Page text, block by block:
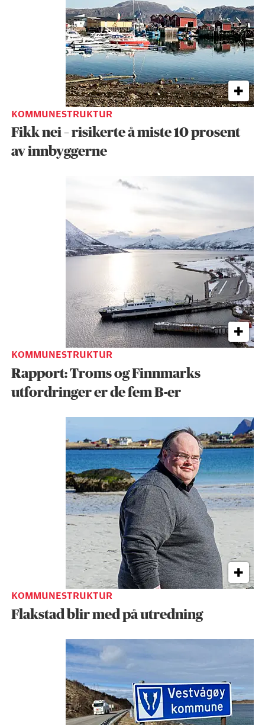
KOMMUNESTRUKTUR
Fikk nei – risikerte å miste 10 prosent
av innbyggerne
KOMMUNESTRUKTUR
Rapport: Troms og Finnmarks
utfordringer er de fem B-er
KOMMUNESTRUKTUR
Flakstad blir med på utredning